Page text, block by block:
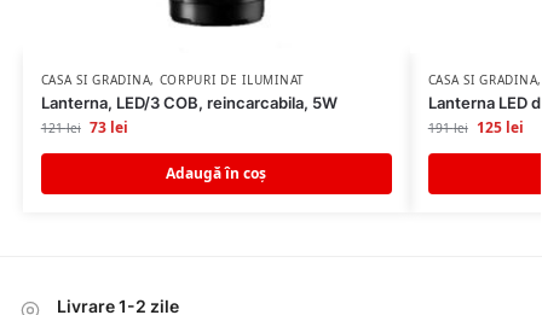
CASA SI GRADINA, CORPURI DE ILUMINAT
Lanterna, LED/3 COB, reincarcabila, 5W
121lei 73 lei
Adaugă în coș
CASA SI GRADINA
Lanterna LED
191lei 125 lei
Livrare 1-2 zile